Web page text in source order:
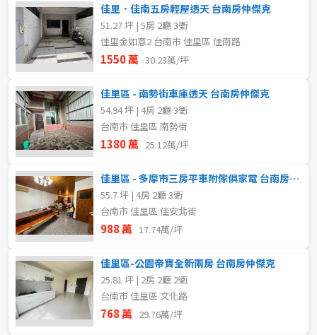
佳里．佳南五房輕屋透天 台南房仲傑克
51.27 坪 | 5房 2廳 3衛
佳里金如意2 台南市 佳里區 佳南路
1550 萬 30.23萬/坪
佳里區 - 南勢街車庫透天 台南房仲傑克
54.94 坪 | 4房 2廳 3衛
台南市 佳里區 南勢街
1380 萬 25.12萬/坪
佳里區 - 多摩市三房平車附傢俱家電 台南房仲傑克
55.7 坪 | 4房 2廳 3衛
台南市 佳里區 佳安北街
988 萬 17.74萬/坪
佳里區-公園帝寶全新兩房 台南房仲傑克
25.81 坪 | 2房 2廳 2衛
台南市 佳里區 文化路
768 萬 29.76萬/坪